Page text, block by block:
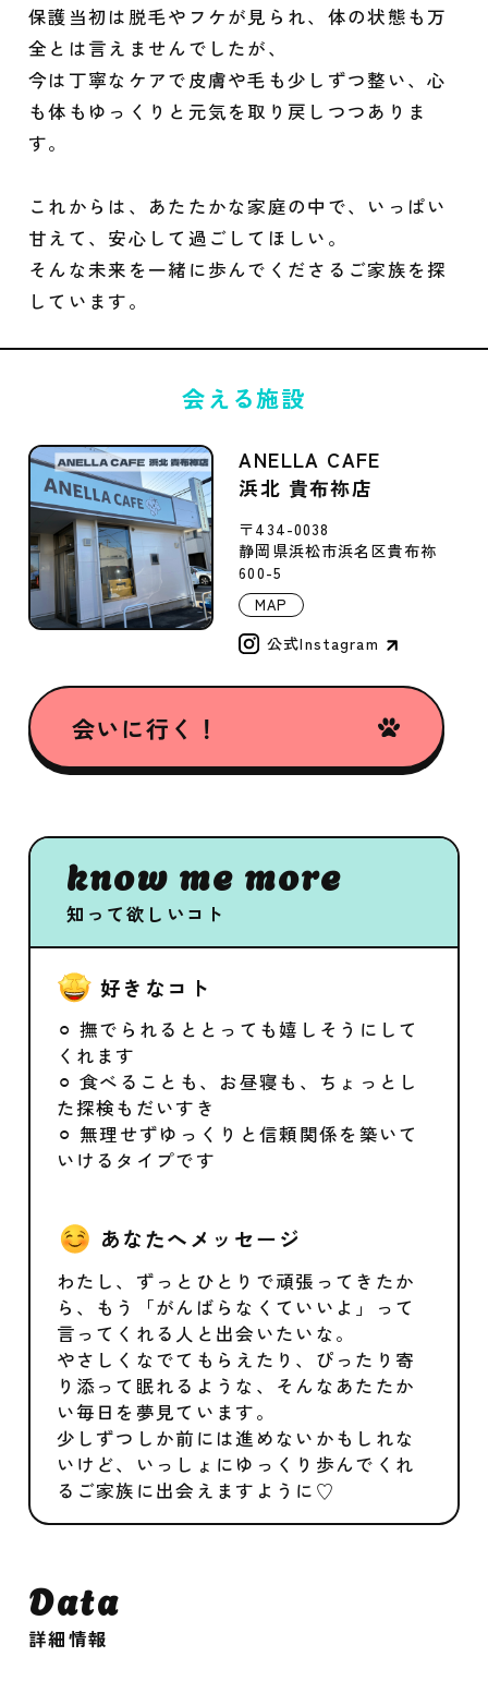
保護当初は脱毛やフケが見られ、体の状態も万
全とは言えませんでしたが、
今は丁寧なケアで皮膚や毛も少しずつ整い、心
も体もゆっくりと元気を取り戻しつつありま
す。
これからは、あたたかな家庭の中で、いっぱい
甘えて、安心して過ごしてほしい。
そんな未来を一緒に歩んでくださるご家族を探
しています。
会える施設
ANELLA CAFE
浜北 貴布祢店
〒434-0038
静岡県浜松市浜名区貴布祢
600-5
MAP
公式Instagram
会いに行く！
know me more
知って欲しいコト
好きなコト
⚪︎ 撫でられるととっても嬉しそうにして
くれます
⚪︎ 食べることも、お昼寝も、ちょっとし
た探検もだいすき
⚪︎ 無理せずゆっくりと信頼関係を築いて
いけるタイプです
あなたへメッセージ
わたし、ずっとひとりで頑張ってきたか
ら、もう「がんばらなくていいよ」って
言ってくれる人と出会いたいな。
やさしくなでてもらえたり、ぴったり寄
り添って眠れるような、そんなあたたか
い毎日を夢見ています。
少しずつしか前には進めないかもしれな
いけど、いっしょにゆっくり歩んでくれ
るご家族に出会えますように♡
Data
詳細情報